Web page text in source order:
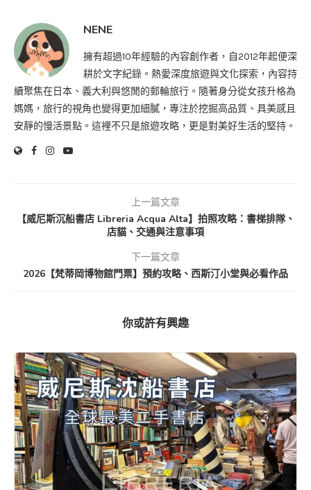
NENE
擁有超過10年經驗的內容創作者，自2012年起便深
耕於文字紀錄。熱愛深度旅遊與文化探索，內容持
續聚焦在日本、義大利與悠閒的郵輪旅行。隨著身分從女孩升格為
媽媽，旅行的視角也變得更加細膩，專注於挖掘高品質、具美感且
安靜的慢活景點。這裡不只是旅遊攻略，更是對美好生活的堅持。
上一篇文章
【威尼斯沉船書店 Libreria Acqua Alta】拍照攻略：書梯排隊、
店貓、交通與注意事項
下一篇文章
2026【梵蒂岡博物館門票】預約攻略、西斯汀小堂與必看作品
你或許有興趣